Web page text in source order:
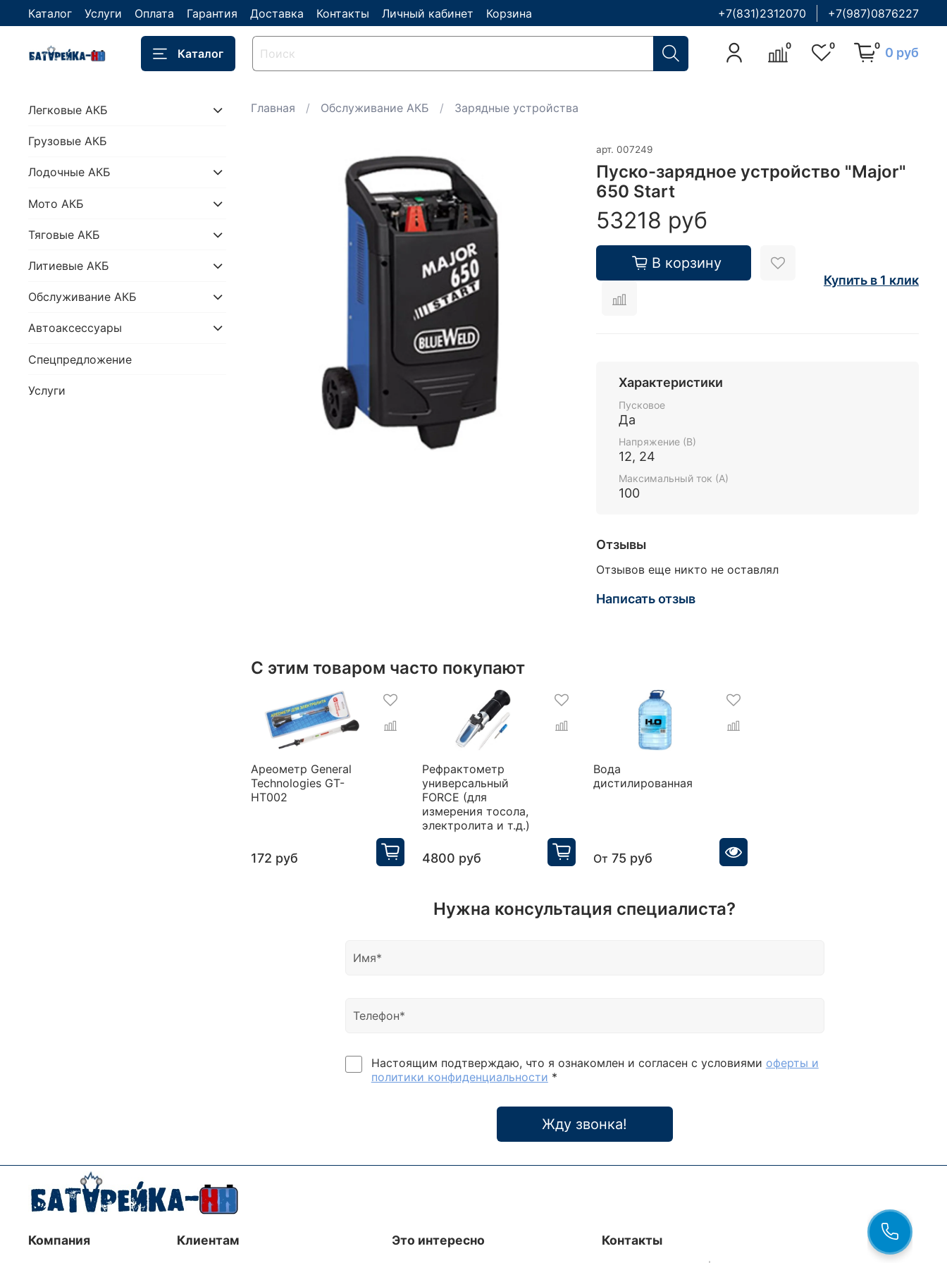
Каталог Услуги Оплата Гарантия Доставка Контакты Личный кабинет Корзина +7(831)2312070 +7(987)0876227
Каталог
0 0 0 0 руб
Главная Обслуживание АКБ Зарядные устройства
арт. 007249
Пуско-зарядное устройство "Major"
650 Start
53218 руб
В корзину
Купить в 1 клик
Характеристики
Пусковое
Да
Напряжение (В)
12, 24
Максимальный ток (А)
100
Отзывы
Отзывов еще никто не оставлял
Написать отзыв
С этим товаром часто покупают
Ареометр General
Technologies GT-
HT002
172 руб
Рефрактометр
универсальный
FORCE (для
измерения тосола,
электролита и т.д.)
4800 руб
Вода
дистилированная
От 75 руб
Нужна консультация специалиста?
Настоящим подтверждаю, что я ознакомлен и согласен с условиями оферты и
политики конфиденциальности *
Жду звонка!
Легковые АКБ
Грузовые АКБ
Лодочные АКБ
Мото АКБ
Тяговые АКБ
Литиевые АКБ
Обслуживание АКБ
Автоаксессуары
Спецпредложение
Услуги
Компания Клиентам Это интересно
Контакты